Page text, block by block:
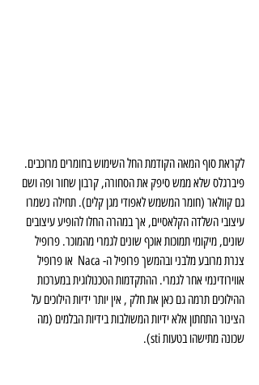
לקראת סוף המאה הקודמת החל השימוש בחומרים מרוכבים.
פיברגלס שלא ממש סיפק את הסחורה, קרבון שחור ופה ושם
גם קוולאר (חומר המשמש לאפודי מגן קלים). תחילה נשמרו
עיצובי השלדה הקלאסיים, אך במהרה החלו להופיע עיצובים
שונים, מיקומי תמוכות אוכף שונים לגמרי מהמוכר. פרופיל
צנרת מרובע מלבני ובהמשך פרופיל ה- Naca  או פרופיל
אווירודינמי אחר לגמרי. ההתקדמות הטכנולוגית במערכות
ההילוכים תרמה גם כאן את חלק , אין יותר ידיות הילוכים על
הצינור התחתון אלא ידיות המשולבות בידיות הבלמים (מה
שכונה מתישהו בטעות sti).